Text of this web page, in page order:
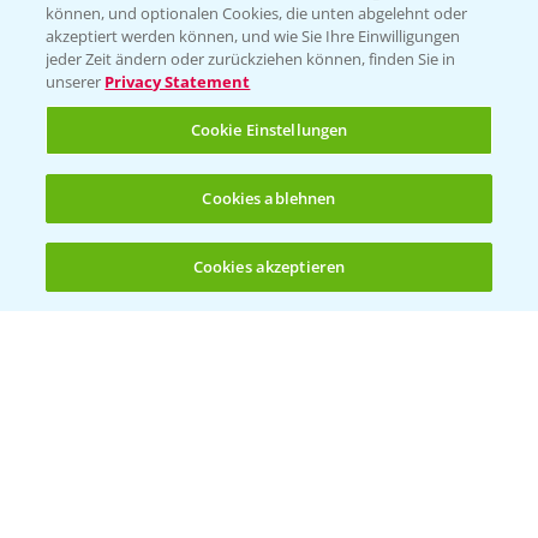
Standortreport Nauen - Eine starke
Herbizidlösung im Mais
16.04.2025
(noch 4)
können, und optionalen Cookies, die unten abgelehnt oder
akzeptiert werden können, und wie Sie Ihre Einwilligungen
jeder Zeit ändern oder zurückziehen können, finden Sie in
unserer Privacy Statement
Cookie Einstellungen
Cookies ablehnen
Cookies akzeptieren